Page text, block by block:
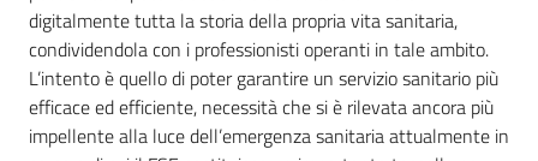
digitalmente tutta la storia della propria vita sanitaria,
condividendola con i professionisti operanti in tale ambito.
L’intento è quello di poter garantire un servizio sanitario più
efficace ed efficiente, necessità che si è rilevata ancora più
impellente alla luce dell’emergenza sanitaria attualmente in